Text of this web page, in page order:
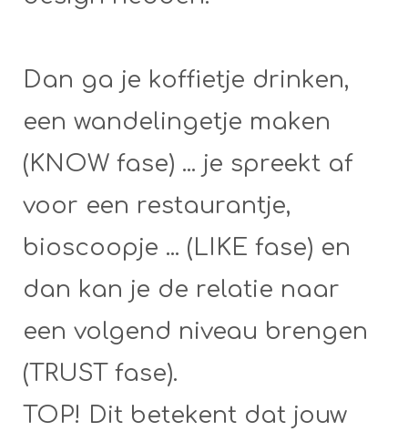
Dan ga je koffietje drinken,
een wandelingetje maken
(KNOW fase) ... je spreekt af
voor een restaurantje,
bioscoopje ... (LIKE fase) en
dan kan je de relatie naar
een volgend niveau brengen
(TRUST fase).
TOP! Dit betekent dat jouw